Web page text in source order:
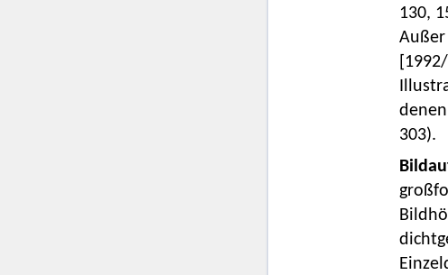
130,
Außer
303).